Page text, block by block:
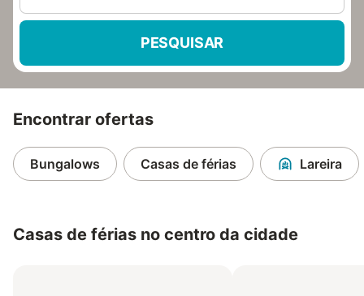
PESQUISAR
Encontrar ofertas
Bungalows Casas de férias Lareira
Casas de férias no centro da cidade